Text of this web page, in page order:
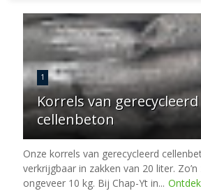
1
Korrels van gerecycleerd
cellenbeton
Onze korrels van gerecycleerd
verkrijgbaar in zakken van 20 liter.
ongeveer 10 kg. Bij Chap-Yt in...